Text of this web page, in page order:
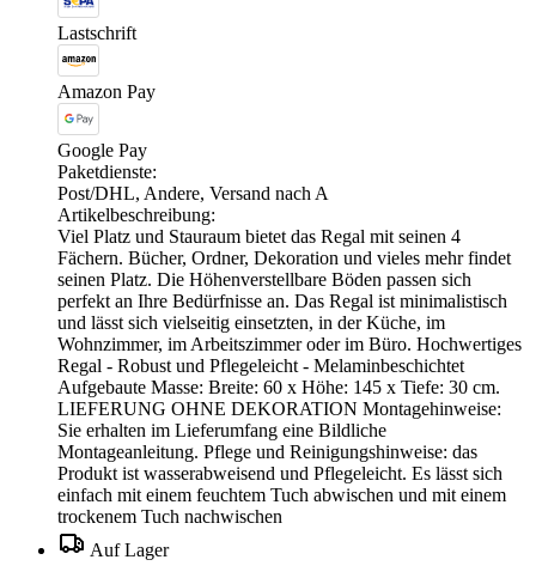
Lastschrift
Amazon Pay
Google Pay
Paketdienste:
Post/DHL, Andere, Versand nach A
Artikelbeschreibung:
Viel Platz und Stauraum bietet das Regal mit seinen 4
Fächern. Bücher, Ordner, Dekoration und vieles mehr findet
seinen Platz. Die Höhenverstellbare Böden passen sich
perfekt an Ihre Bedürfnisse an. Das Regal ist minimalistisch
und lässt sich vielseitig einsetzten, in der Küche, im
Wohnzimmer, im Arbeitszimmer oder im Büro. Hochwertiges
Regal - Robust und Pflegeleicht - Melaminbeschichtet
Aufgebaute Masse: Breite: 60 x Höhe: 145 x Tiefe: 30 cm.
LIEFERUNG OHNE DEKORATION Montagehinweise:
Sie erhalten im Lieferumfang eine Bildliche
Montageanleitung. Pflege und Reinigungshinweise: das
Produkt ist wasserabweisend und Pflegeleicht. Es lässt sich
einfach mit einem feuchtem Tuch abwischen und mit einem
trockenem Tuch nachwischen
Auf Lager